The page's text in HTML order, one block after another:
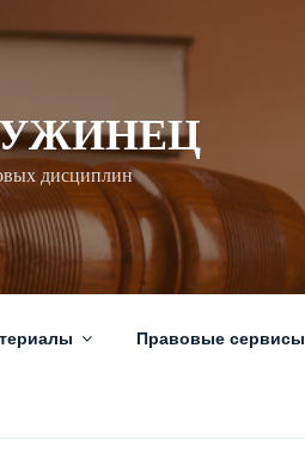
дисциплин
Правовые сервисы